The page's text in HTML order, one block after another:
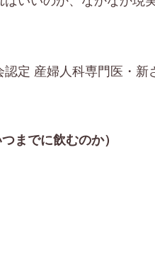
定 産婦人科専門医・
までに飲むのか）